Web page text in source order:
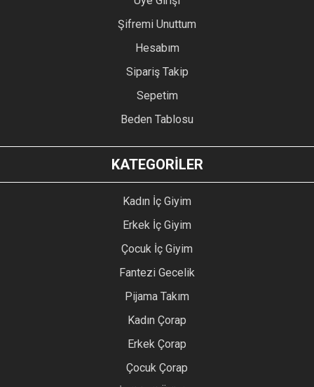
Şifremi Unuttum
Hesabım
Sipariş Takip
Sepetim
Beden Tablosu
KATEGORİLER
Kadın İç Giyim
Erkek İç Giyim
Çocuk İç Giyim
Fantezi Gecelik
Pijama Takım
Kadın Çorap
Erkek Çorap
Çocuk Çorap